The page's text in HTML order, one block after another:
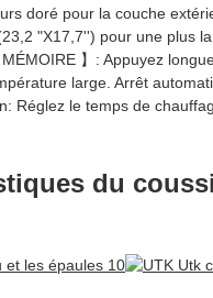
doré pour la couche
"X17,7'') pour une
MÉMOIRE 】: Appuyez
large. Arrêt
Réglez le temps de
du